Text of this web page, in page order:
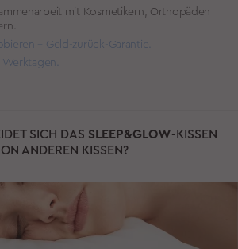
mit Kosmetikern, Orthopäden
– Geld-zurück-Garantie.
SICH DAS SLEEP&GLOW-KISSEN
ANDEREN KISSEN?